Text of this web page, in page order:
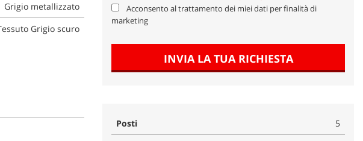
Grigio metallizzato
Grigio scuro
Acconsento al trattamento dei miei dati per finalità di
marketing
INVIA LA TUA RICHIESTA
Posti
5